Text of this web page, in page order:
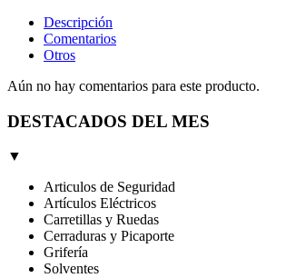
Descripción
Comentarios
Otros
Aún no hay comentarios para este producto.
DESTACADOS DEL MES
▼
Articulos de Seguridad
Artículos Eléctricos
Carretillas y Ruedas
Cerraduras y Picaporte
Grifería
Solventes